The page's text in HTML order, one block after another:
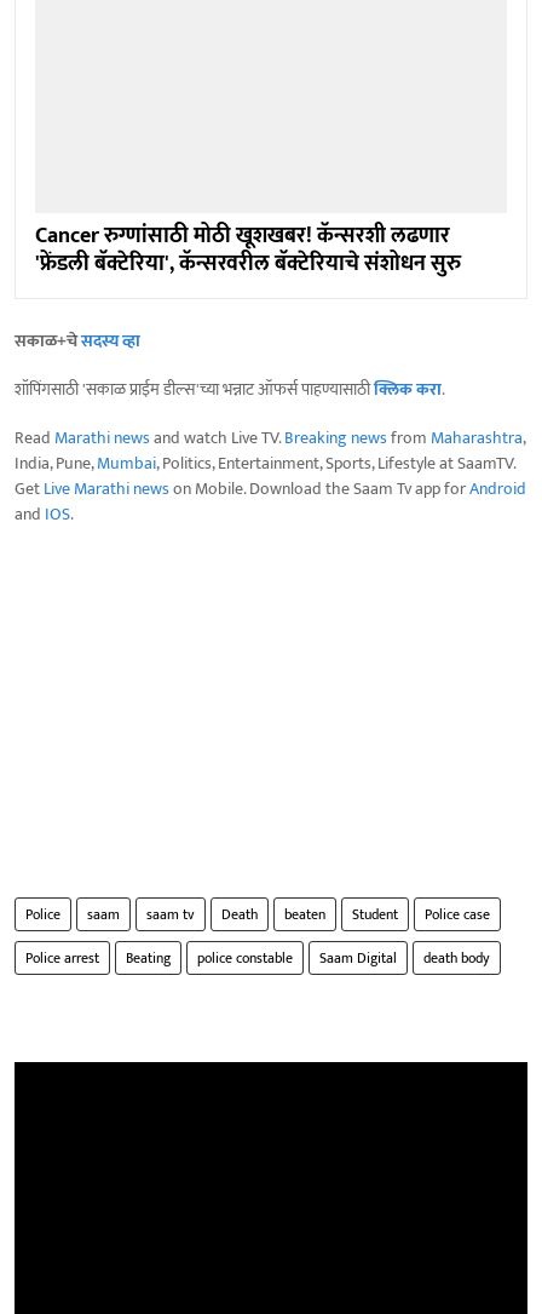
Cancer रुग्णांसाठी मोठी खूशखबर! कॅन्सरशी लढणार
'फ्रेंडली बॅक्टेरिया', कॅन्सरवरील बॅक्टेरियाचे संशोधन सुरु
सकाळ+चेसदस्य व्हा
शॉपिंगसाठी 'सकाळ प्राईम डील्स'च्या भन्नाट ऑफर्स पाहण्यासाठीक्लिक करा.
Read Marathi newsand watch Live TV.Breaking newsfrom Maharashtra,
India, Pune,Mumbai, Politics, Entertainment, Sports, Lifestyle at SaamTV.
GetLive Marathi newson Mobile. Download the Saam Tv app forAndroid
and IOS.
Police saam saam tv Death beaten Student
Police case
Police arrest
Beating police constable Saam Digital death body